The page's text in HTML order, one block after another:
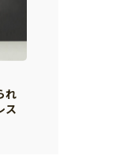
れ
ス